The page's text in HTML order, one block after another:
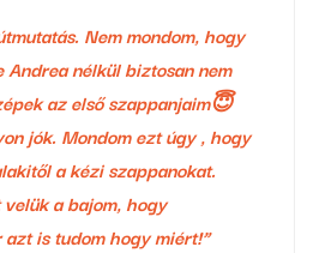
Nem mondom, hogy
nélkül biztosan nem
az első szappanjaim😇
jók. Mondom ezt úgy , hogy
a kézi szappanokat.
a bajom, hogy
is tudom hogy miért!”